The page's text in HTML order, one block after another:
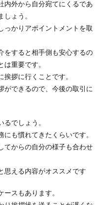
内外から自分宛てにくるであ
ょう。
っかりアポイントメントを取
をすると相手側も安心するの
重要です。
拶に行くことです。
ができるので、今後の取引に
でしょう。
も慣れてきたくらいです。
てからの自分の様子も合わせ
思える内容がオススメです
スもあります。